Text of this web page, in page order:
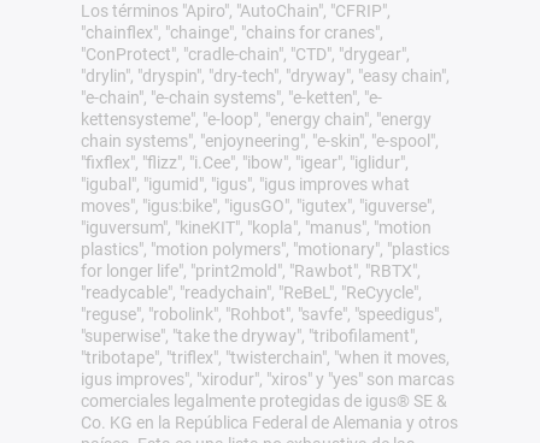
Los términos "Apiro", "AutoChain", "CFRIP",
"chainflex", "chainge", "chains for cranes",
"ConProtect", "cradle-chain", "CTD", "drygear",
"drylin", "dryspin", "dry-tech", "dryway", "easy chain",
"e-chain", "e-chain systems", "e-ketten", "e-
kettensysteme", "e-loop", "energy chain", "energy
chain systems", "enjoyneering", "e-skin", "e-spool",
"fixflex", "flizz", "i.Cee", "ibow", "igear", "iglidur",
"igubal", "igumid", "igus", "igus improves what
moves", "igus:bike", "igusGO", "igutex", "iguverse",
"iguversum", "kineKIT", "kopla", "manus", "motion
plastics", "motion polymers", "motionary", "plastics
for longer life", "print2mold", "Rawbot", "RBTX",
"readycable", "readychain", "ReBeL", "ReCyycle",
"reguse", "robolink", "Rohbot", "savfe", "speedigus",
"superwise", "take the dryway", "tribofilament",
"tribotape", "triflex", "twisterchain", "when it moves,
igus improves", "xirodur", "xiros" y "yes" son marcas
comerciales legalmente protegidas de igus® SE &
Co. KG en la República Federal de Alemania y otros